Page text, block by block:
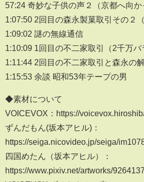
57:24 奇妙な子供の声２（京都へ向か
1:07:50 2回目の森永製菓取引その２
1:09:02 謎の無線通信
1:10:09 1回目の不二家取引（2千万バ
1:11:44 2回目の不二家取引と森永の
1:15:53 余談 昭和53年テープの男
◆素材について
VOICEVOX：https://
ずんだもん(坂本アヒル)：
https://seiga.nicovideo.jp/seiga/
四国めたん（坂本アヒル）：
https://www.pixiv.net/artworks/